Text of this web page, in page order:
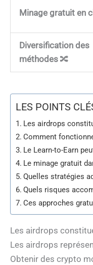
Minage gratuit en
Diversification des
méthodes 🔀
LES POINTS
Les airdrops
Comment
Le Learn-to-Earn
Le minage gratuit
Quelles stratégies
Quels risques
Ces approches
Les airdrops
Les airdrops
Obtenir des crypto